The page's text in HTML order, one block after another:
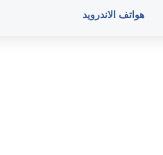
هواتف الاندرويد